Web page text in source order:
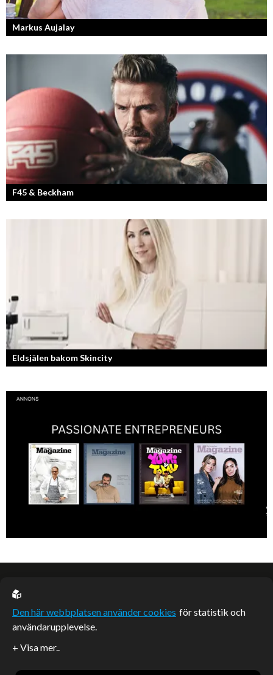
Markus Aujalay
Sveriges tuffaste matjury är epitetet på juryn i Sveriges Mästerkock.
Markus Aujalay är domaren som ger mästerkockarna mardrömmar.
F45 & Beckham
F45 Training med partners som bland annat Mark Wahlberg och
David Beckham i spetsen har nått stora framgångar med sina
Eldsjälen bakom Skincity
Annica Forsgren Kjellman ligger bakom skönhetsimperiet Skincity –
EU casino
Artiklar publicerade på webbplatsen som inte är märkta
Den här webbplatsen använder cookies för statistik och
användarupplevelse.